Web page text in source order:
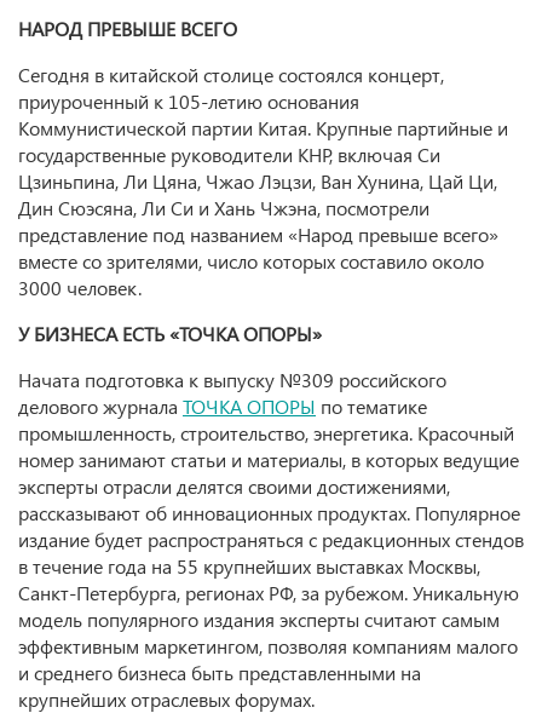
НАРОД ПРЕВЫШЕ ВСЕГО
Сегодня в китайской столице состоялся концерт,
приуроченный к 105-летию основания
Коммунистической партии Китая. Крупные партийные и
государственные руководители КНР, включая Си
Цзиньпина, Ли Цяна, Чжао Лэцзи, Ван Хунина, Цай Ци,
Дин Сюэсяна, Ли Си и Хань Чжэна, посмотрели
представление под названием «Народ превыше всего»
вместе со зрителями, число которых составило около
3000 человек.
У БИЗНЕСА ЕСТЬ «ТОЧКА ОПОРЫ»
Начата подготовка к выпуску №309 российского
делового журнала ТОЧКА ОПОРЫ по тематике
промышленность, строительство, энергетика. Красочный
номер занимают статьи и материалы, в которых ведущие
эксперты отрасли делятся своими достижениями,
рассказывают об инновационных продуктах. Популярное
издание будет распространяться с редакционных стендов
в течение года на 55 крупнейших выставках Москвы,
Санкт-Петербурга, регионах РФ, за рубежом. Уникальную
модель популярного издания эксперты считают самым
эффективным маркетингом, позволяя компаниям малого
и среднего бизнеса быть представленными на
крупнейших отраслевых форумах.